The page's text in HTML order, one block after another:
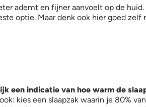
ademt en fijner aanvoelt op de huid.
optie. Maar denk ook hier goed zelf
een indicatie van hoe warm de
kies een slaapzak waarin je 80%